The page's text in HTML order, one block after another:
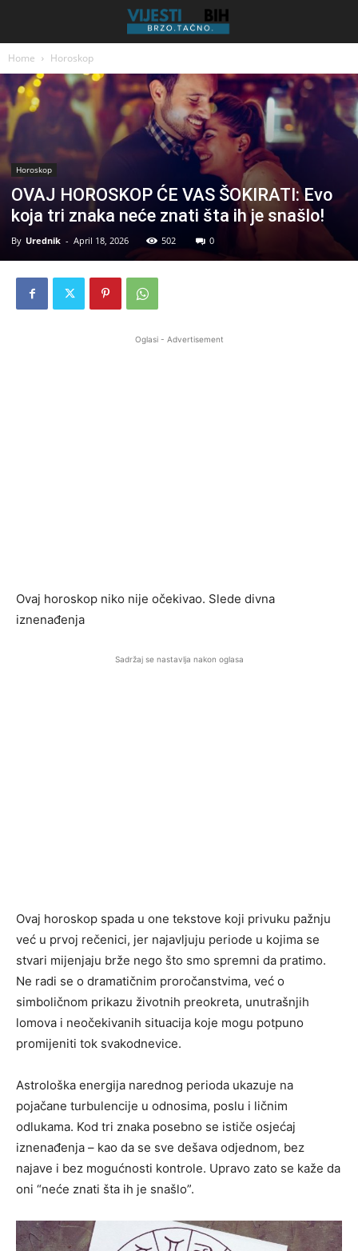
Home Horoskop
Horoskop
OVAJ HOROSKOP ĆE VAS ŠOKIRATI: Evo
koja tri znaka neće znati šta ih je snašlo!
By Urednik - April 18, 2026 502 0
Oglasi - Advertisement
Ovaj horoskop niko nije očekivao. Slede divna
iznenađenja
Sadržaj se nastavlja nakon oglasa
Ovaj horoskop spada u one tekstove koji privuku pažnju
već u prvoj rečenici, jer najavljuju periode u kojima se
stvari mijenjaju brže nego što smo spremni da pratimo.
Ne radi se o dramatičnim proročanstvima, već o
simboličnom prikazu životnih preokreta, unutrašnjih
lomova i neočekivanih situacija koje mogu potpuno
promijeniti tok svakodnevice.
Astrološka energija narednog perioda ukazuje na
pojačane turbulencije u odnosima, poslu i ličnim
odlukama. Kod tri znaka posebno se ističe osjećaj
iznenađenja – kao da se sve dešava odjednom, bez
najave i bez mogućnosti kontrole. Upravo zato se kaže da
oni “neće znati šta ih je snašlo”.